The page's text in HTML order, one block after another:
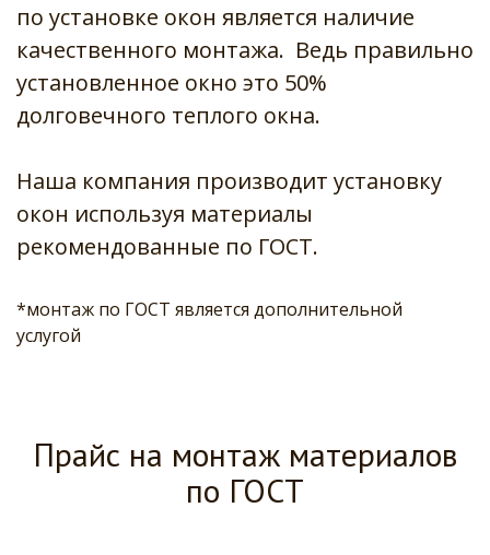
по установке окон является наличие
качественного монтажа.  Ведь правильно
установленное окно это 50%
долговечного теплого окна.
Наша компания производит установку
окон используя материалы
рекомендованные по ГОСТ.
*монтаж по ГОСТ является дополнительной
услугой
Прайс на монтаж материалов
по ГОСТ